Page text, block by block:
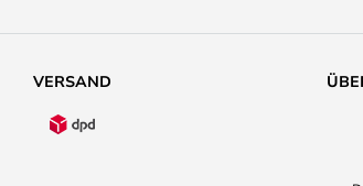
VERSAND